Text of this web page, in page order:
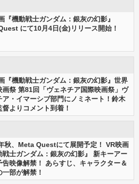
『機動戦士ガンダム：銀灰の幻影』
にて10月4日(金)リリース開始！
『機動戦士ガンダム：銀灰の幻影』世界
画祭 第81回「ヴェネチア国際映画祭」ヴ
ア・イマーシブ部門にノミネート！鈴木
督よりコメント到着！
秋、Meta Questにて展開予定！ VR映画
戦士ガンダム：銀灰の幻影』 新キーアー
告映像解禁！ あらすじ、キャラクター＆
一部が解禁！